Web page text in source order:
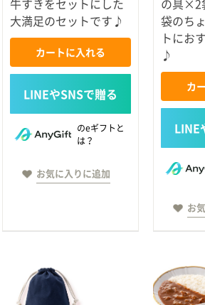
大満足のセットです♪
カートに入れる
のeギフトと
は？
お気に入りに追加
袋のち
トにお
♪
カ
お